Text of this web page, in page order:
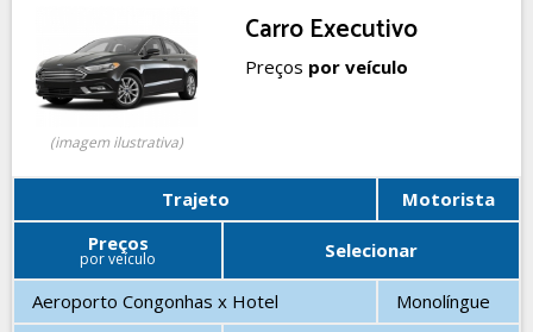
(imagem ilustrativa)
Carro Executivo
Preços por veículo
Trajeto
Motorista
Preços
por veículo Selecionar
Aeroporto Congonhas x Hotel Monolíngue